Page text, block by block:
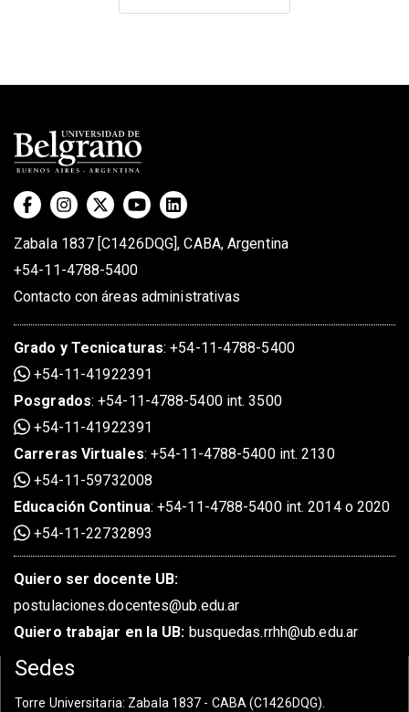
Zabala 1837 [C1426DQG], CABA, Argentina
+54-11-4788-5400
Contacto con áreas administrativas
Grado y Tecnicaturas:+54-11-4788-5400
+54-11-41922391
Posgrados:+54-11-4788-5400 int. 3500
+54-11-41922391
Carreras Virtuales:+54-11-4788-5400 int. 2130
+54-11-59732008
Educación Continua:+54-11-4788-5400 int. 2014 o 2020
+54-11-22732893
Quiero ser docente UB:
postulaciones.docentes@ub.edu.ar
Quiero trabajar en la UB: busquedas.rrhh@ub.edu.ar
Sedes
Torre Universitaria: Zabala 1837 - CABA (C1426DQG).